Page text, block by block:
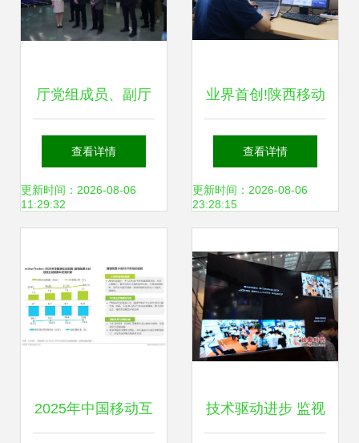
厅党组成员、副厅
长黄新波赴中国移
动云能力中心调研
查看详情
更新时间：2026-08-06
11:29:32
业界首创!陕西移动
创新突破“覆盖空
洞”识别难题 助力
术升级
查看详情
更新时间：2026-08-06
23:28:15
2025年中国移动互 技术驱动进步 监视